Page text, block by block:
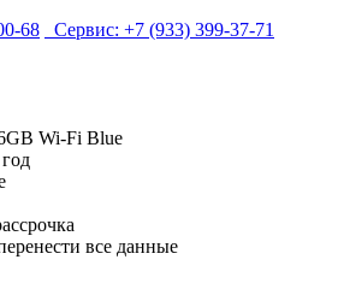
68 Сервис: +7 (933) 399-37-71
Wi-Fi Blue
все данные